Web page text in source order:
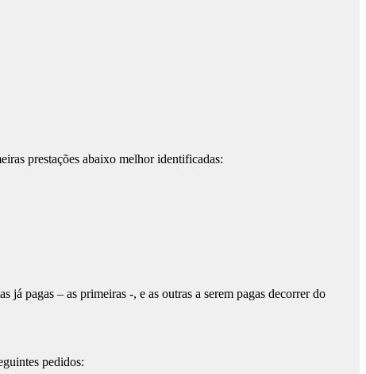
prestações abaixo melhor identificadas:
já pagas – as primeiras -, e as outras a serem pagas decorrer do
pedidos: